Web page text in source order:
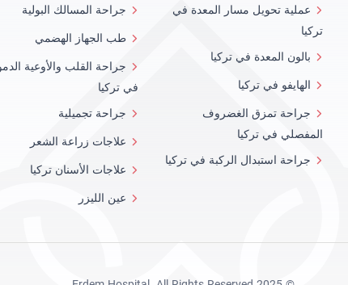
عملية تحويل مسار المعدة في
تركيا
بالون المعدة في تركيا
الهايفو في تركيا
جراحة تمزق الغضروف
المفصلي في تركيا
جراحة استبدال الركبة في تركيا
جراحة المسالك البولية
طب الجهاز الهضمي
جراحة القلب والأوعية
في تركيا
جراحة تجميلية
علاجات زراعة الشعر
علاجات الأسنان تركيا
عين الليزر